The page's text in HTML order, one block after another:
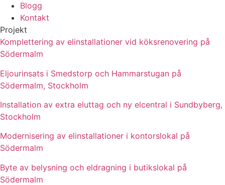
Blogg
Kontakt
Projekt
Komplettering av elinstallationer vid köksrenovering på
Södermalm
Eljourinsats i Smedstorp och Hammarstugan på
Södermalm, Stockholm
Installation av extra eluttag och ny elcentral i Sundbyberg,
Stockholm
Modernisering av elinstallationer i kontorslokal på
Södermalm
Byte av belysning och eldragning i butikslokal på
Södermalm